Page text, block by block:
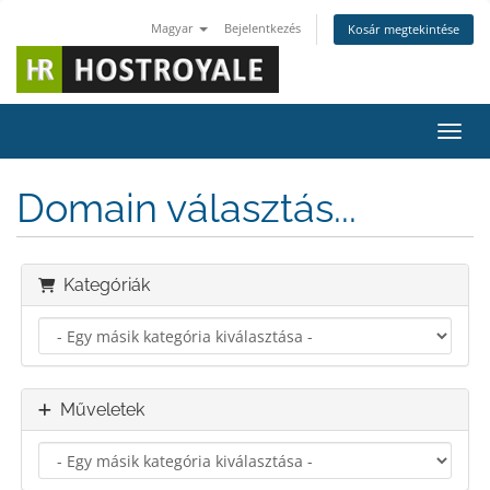
Magyar Bejelentkezés Kosár megtekintése
Domain választás...
Kategóriák
Műveletek